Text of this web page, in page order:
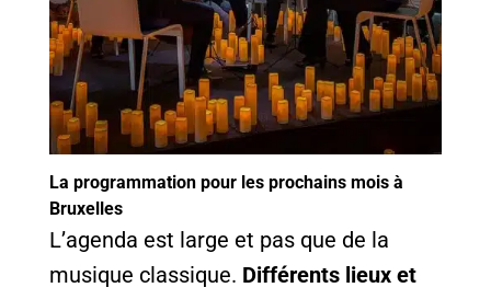
La programmation pour les prochains mois à
Bruxelles
L’agenda est large et pas que de la
musique classique. Différents lieux et